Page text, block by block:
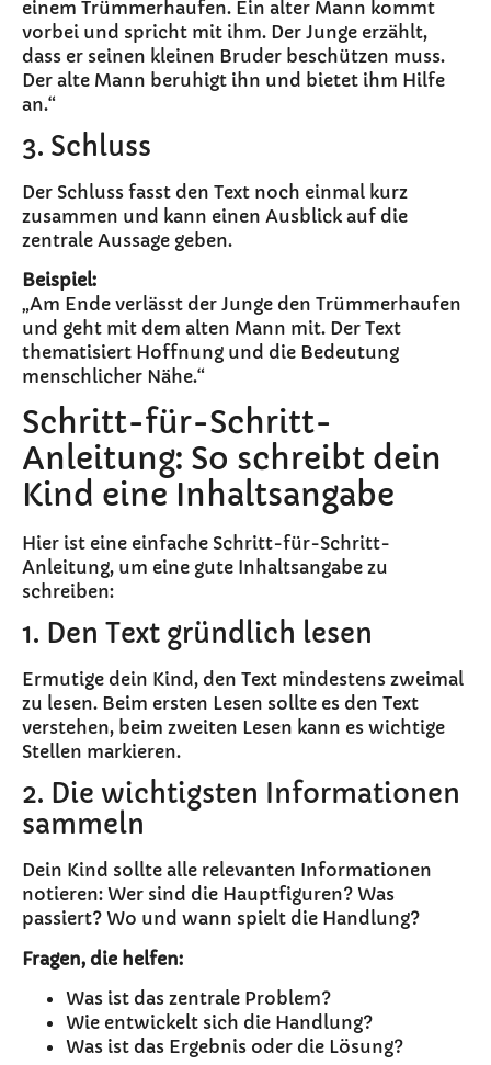
einem Trümmerhaufen. Ein alter Mann kommt
vorbei und spricht mit ihm. Der Junge erzählt,
dass er seinen kleinen Bruder beschützen muss.
Der alte Mann beruhigt ihn und bietet ihm Hilfe
an.“
3. Schluss
Der Schluss fasst den Text noch einmal kurz
zusammen und kann einen Ausblick auf die
zentrale Aussage geben.
Beispiel:
„Am Ende verlässt der Junge den Trümmerhaufen
und geht mit dem alten Mann mit. Der Text
thematisiert Hoffnung und die Bedeutung
menschlicher Nähe.“
Schritt-für-Schritt-
Anleitung: So schreibt dein
Kind eine Inhaltsangabe
Hier ist eine einfache Schritt-für-Schritt-
Anleitung, um eine gute Inhaltsangabe zu
schreiben:
1. Den Text gründlich lesen
Ermutige dein Kind, den Text mindestens zweimal
zu lesen. Beim ersten Lesen sollte es den Text
verstehen, beim zweiten Lesen kann es wichtige
Stellen markieren.
2. Die wichtigsten Informationen
sammeln
Dein Kind sollte alle relevanten Informationen
notieren: Wer sind die Hauptfiguren? Was
passiert? Wo und wann spielt die Handlung?
Fragen, die helfen:
Was ist das zentrale Problem?
Wie entwickelt sich die Handlung?
Was ist das Ergebnis oder die Lösung?